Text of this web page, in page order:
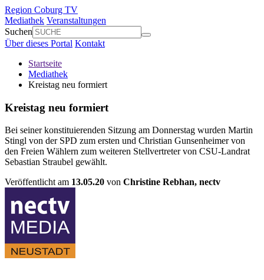
Region Coburg TV
Mediathek Veranstaltungen
Suchen
Über dieses Portal Kontakt
Startseite
Mediathek
Kreistag neu formiert
Kreistag neu formiert
Bei seiner konstituierenden Sitzung am Donnerstag wurden Martin
Stingl von der SPD zum ersten und Christian Gunsenheimer von
den Freien Wählern zum weiteren Stellvertreter von CSU-Landrat
Sebastian Straubel gewählt.
Veröffentlicht am 13.05.20 von Christine Rebhan, nectv